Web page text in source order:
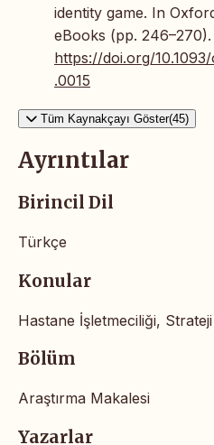
identity game. In
eBooks (pp. 246–270).
https://doi.org/
.0015
Tüm Kaynakçayı Göster(45)
Ayrıntılar
Birincil Dil
Türkçe
Konular
Hastane İşletmeciliği, Strateji
Bölüm
Araştırma Makalesi
Yazarlar